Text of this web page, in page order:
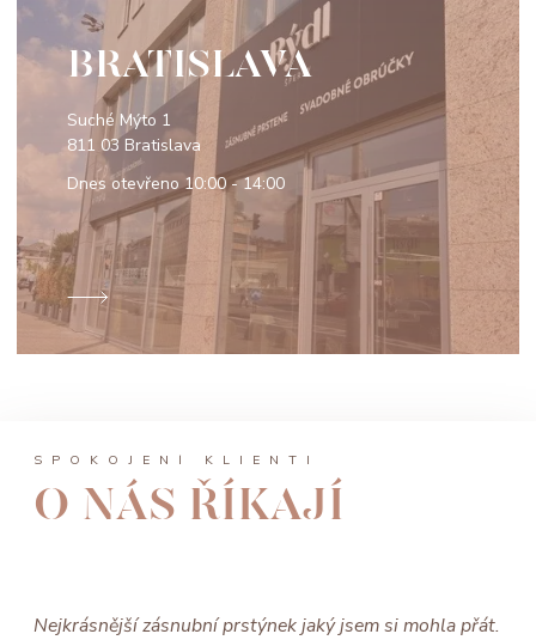
BRATISLAVA
Suché Mýto 1
811 03 Bratislava
Dnes otevřeno10:00 - 14:00
SPOKOJENÍ KLIENTI
O NÁS ŘÍKAJÍ
Nejkrásnější zásnubní prstýnek jaký jsem si mohla přát.